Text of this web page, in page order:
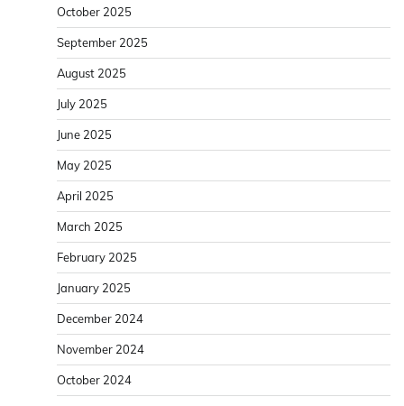
October 2025
September 2025
August 2025
July 2025
June 2025
May 2025
April 2025
March 2025
February 2025
January 2025
December 2024
November 2024
October 2024